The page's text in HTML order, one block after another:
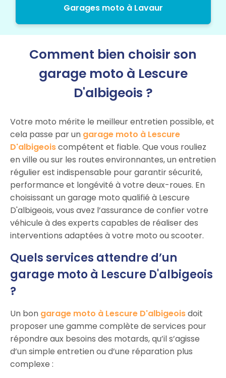
Garages moto à Lavaur
Comment bien choisir son
garage moto à Lescure
D'albigeois ?
Votre moto mérite le meilleur entretien possible, et
cela passe par un garage moto à Lescure
D'albigeoiscompétent et fiable. Que vous rouliez
en ville ou sur les routes environnantes, un entretien
régulier est indispensable pour garantir sécurité,
performance et longévité à votre deux-roues. En
choisissant un garage moto qualifié à Lescure
D'albigeois, vous avez l’assurance de confier votre
véhicule à des experts capables de réaliser des
interventions adaptées à votre moto ou scooter.
Quels services attendre d’un
garage moto à Lescure D'albigeois
?
Un bon garage moto à Lescure D'albigeoisdoit
proposer une gamme complète de services pour
répondre aux besoins des motards, qu’il s’agisse
d’un simple entretien ou d’une réparation plus
complexe :